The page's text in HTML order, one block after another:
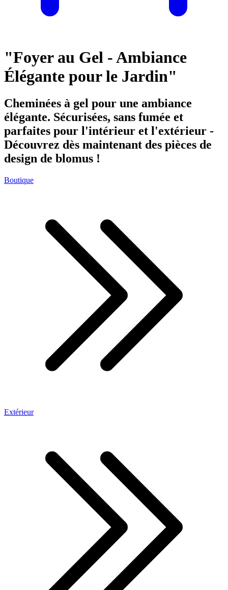
"Foyer au Gel - Ambiance
Élégante pour le Jardin"
Cheminées à gel pour une ambiance
élégante. Sécurisées, sans fumée et
parfaites pour l'intérieur et l'extérieur -
Découvrez dès maintenant des pièces de
design de blomus !
Boutique
Extérieur